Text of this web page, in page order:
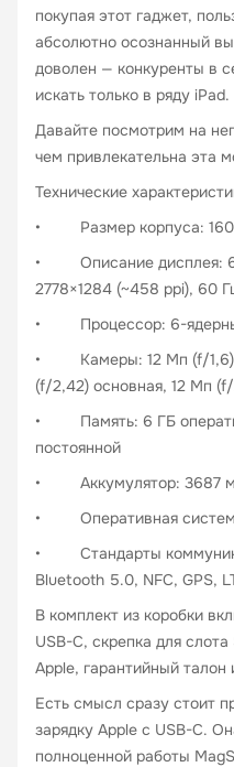
покупая этот гаджет,
абсолютно осознанный
доволен — конкуренты в
искать только в ряду iPad.
Давайте посмотрим на
чем привлекательна эта
Технические
• Размер корпуса:
• Описание дисплея:
2778×1284 (~458 ppi), 60
• Процессор: 6-
• Камеры: 12 Мп (f/1,6)
(f/2,42) основная, 12 Мп
• Память: 6 ГБ
постоянной
• Аккумулятор: 3687
• Оперативная
• Стандарты
Bluetooth 5.0, NFC, GPS,
В комплект из коробки
USB-C, скрепка для
Apple, гарантийный
Есть смысл сразу стоит
зарядку Apple с USB-C.
полноценной работы